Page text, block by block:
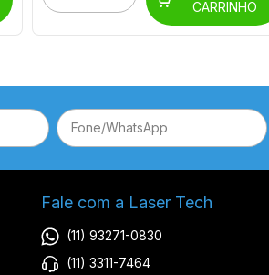
CARRINHO
Fale com a Laser Tech
(11) 93271-0830
(11) 3311-7464